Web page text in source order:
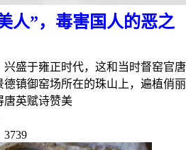
人”，毒害国人的恶之
盛于雍正时代，这和当时督窑官唐
镇御窑场所在的珠山上，遍植俏丽
唐英赋诗赞美
3739